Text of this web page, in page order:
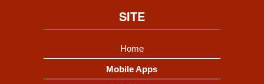
SITE
Home
Mobile Apps